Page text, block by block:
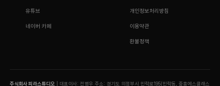
유튜브
네이버 카페
개인정보처리방침
이용약관
환불정책
주식회사 피라스튜디오 | 대표이사: 전병우 주소: 경기도 의정부시 민락로195(민락동, 중흥에스클래스